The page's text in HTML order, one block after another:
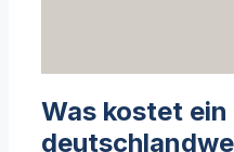
Was kostet ein